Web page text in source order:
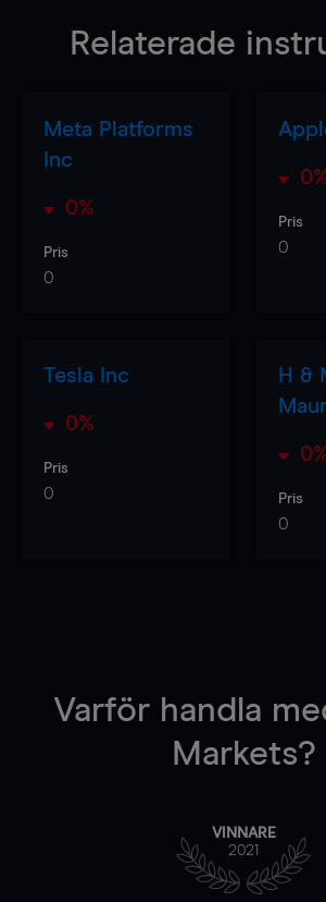
Relaterade
Meta Platforms
Inc
0%
Pris
0
Pris
0
Tesla Inc
0%
Pris
0
H &
Pris
0
Varför handla
Markets?
VINNARE
2021